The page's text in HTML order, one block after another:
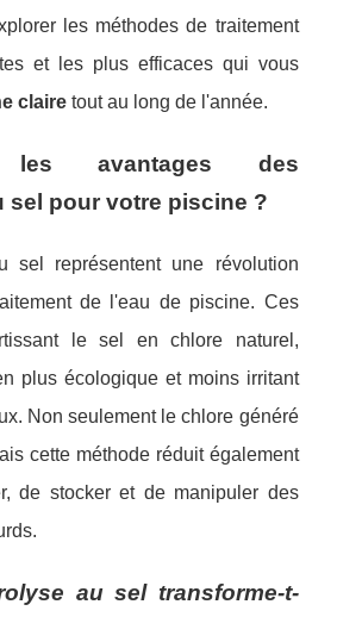
les méthodes de traitement
et les plus efficaces qui vous
claire tout au long de l'année.
avantages des
sel pour votre piscine ?
sel représentent une révolution
de l'eau de piscine. Ces
le sel en chlore naturel,
plus écologique et moins irritant
Non seulement le chlore généré
cette méthode réduit également
de stocker et de manipuler des
au sel transforme-t-